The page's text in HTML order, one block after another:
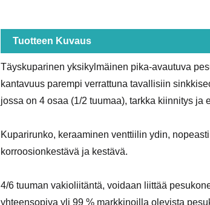
Tuotteen Kuvaus
Täyskuparinen yksikylmäinen pika-avautuva
kantavuus parempi verrattuna tavallisiin
jossa on 4 osaa (1/2 tuumaa), tarkka kiinnitys
Kuparirunko, keraaminen venttiilin ydin,
korroosionkestävä ja kestävä.
4/6 tuuman vakioliitäntä, voidaan liittää
yhteensopiva yli 99 % markkinoilla olevista